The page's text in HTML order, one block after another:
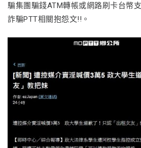
騙集團騙錢ATM轉帳或網路刷卡台幣
詐騙PTT相關抱怨文!!。